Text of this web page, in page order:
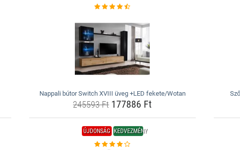
Nappali bútor Switch XVIII üveg +LED fekete/Wotan
245593 Ft177886 Ft
ÚJDONSÁG KEDVEZMÉNY